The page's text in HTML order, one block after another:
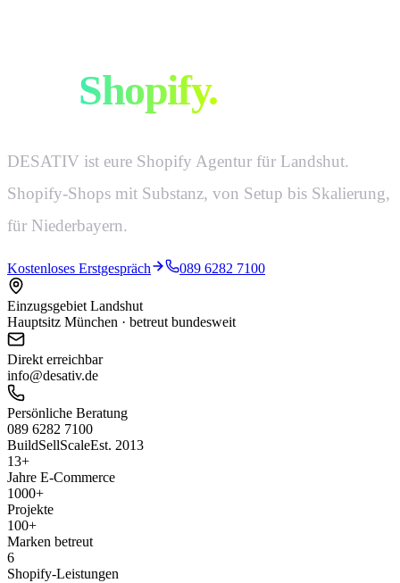
Shopify.
DESATIV ist eure Shopify Agentur für Landshut.
Shopify-Shops mit Substanz, von Setup bis Skalierung,
für Niederbayern.
Kostenloses Erstgespräch 089 6282 7100
Einzugsgebiet Landshut
Hauptsitz München · betreut bundesweit
Direkt erreichbar
info@desativ.de
Persönliche Beratung
089 6282 7100
BuildSellScaleEst. 2013
13+
Jahre E-Commerce
1000+
Projekte
100+
Marken betreut
6
Shopify-Leistungen